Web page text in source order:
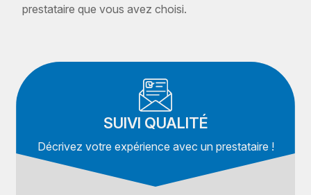
prestataire que vous avez choisi.
SUIVI QUALITÉ
Décrivez votre expérience avec un prestataire !